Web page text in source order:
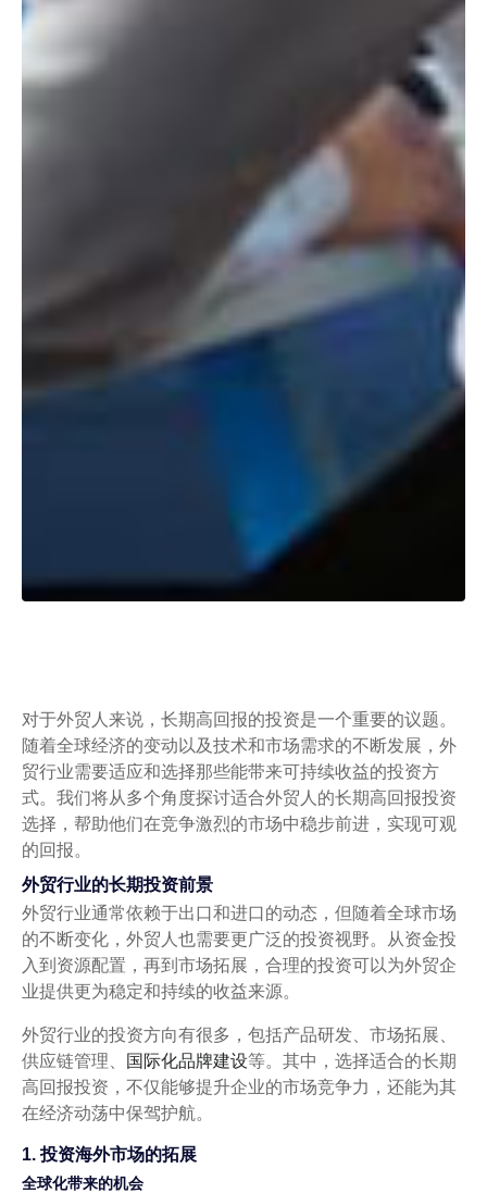
对于外贸人来说，长期高回报的投资是一个重要的议题。
随着全球经济的变动以及技术和市场需求的不断发展，外
贸行业需要适应和选择那些能带来可持续收益的投资方
式。我们将从多个角度探讨适合外贸人的长期高回报投资
选择，帮助他们在竞争激烈的市场中稳步前进，实现可观
的回报。
外贸行业的长期投资前景
外贸行业通常依赖于出口和进口的动态，但随着全球市场
的不断变化，外贸人也需要更广泛的投资视野。从资金投
入到资源配置，再到市场拓展，合理的投资可以为外贸企
业提供更为稳定和持续的收益来源。
外贸行业的投资方向有很多，包括产品研发、市场拓展、
供应链管理、
国际化品牌建设等。其中，选择适合的长期
高回报投资，不仅能够提升企业的市场竞争力，还能为其
在经济动荡中保驾护航。
1. 投资海外市场的拓展
全球化带来的机会